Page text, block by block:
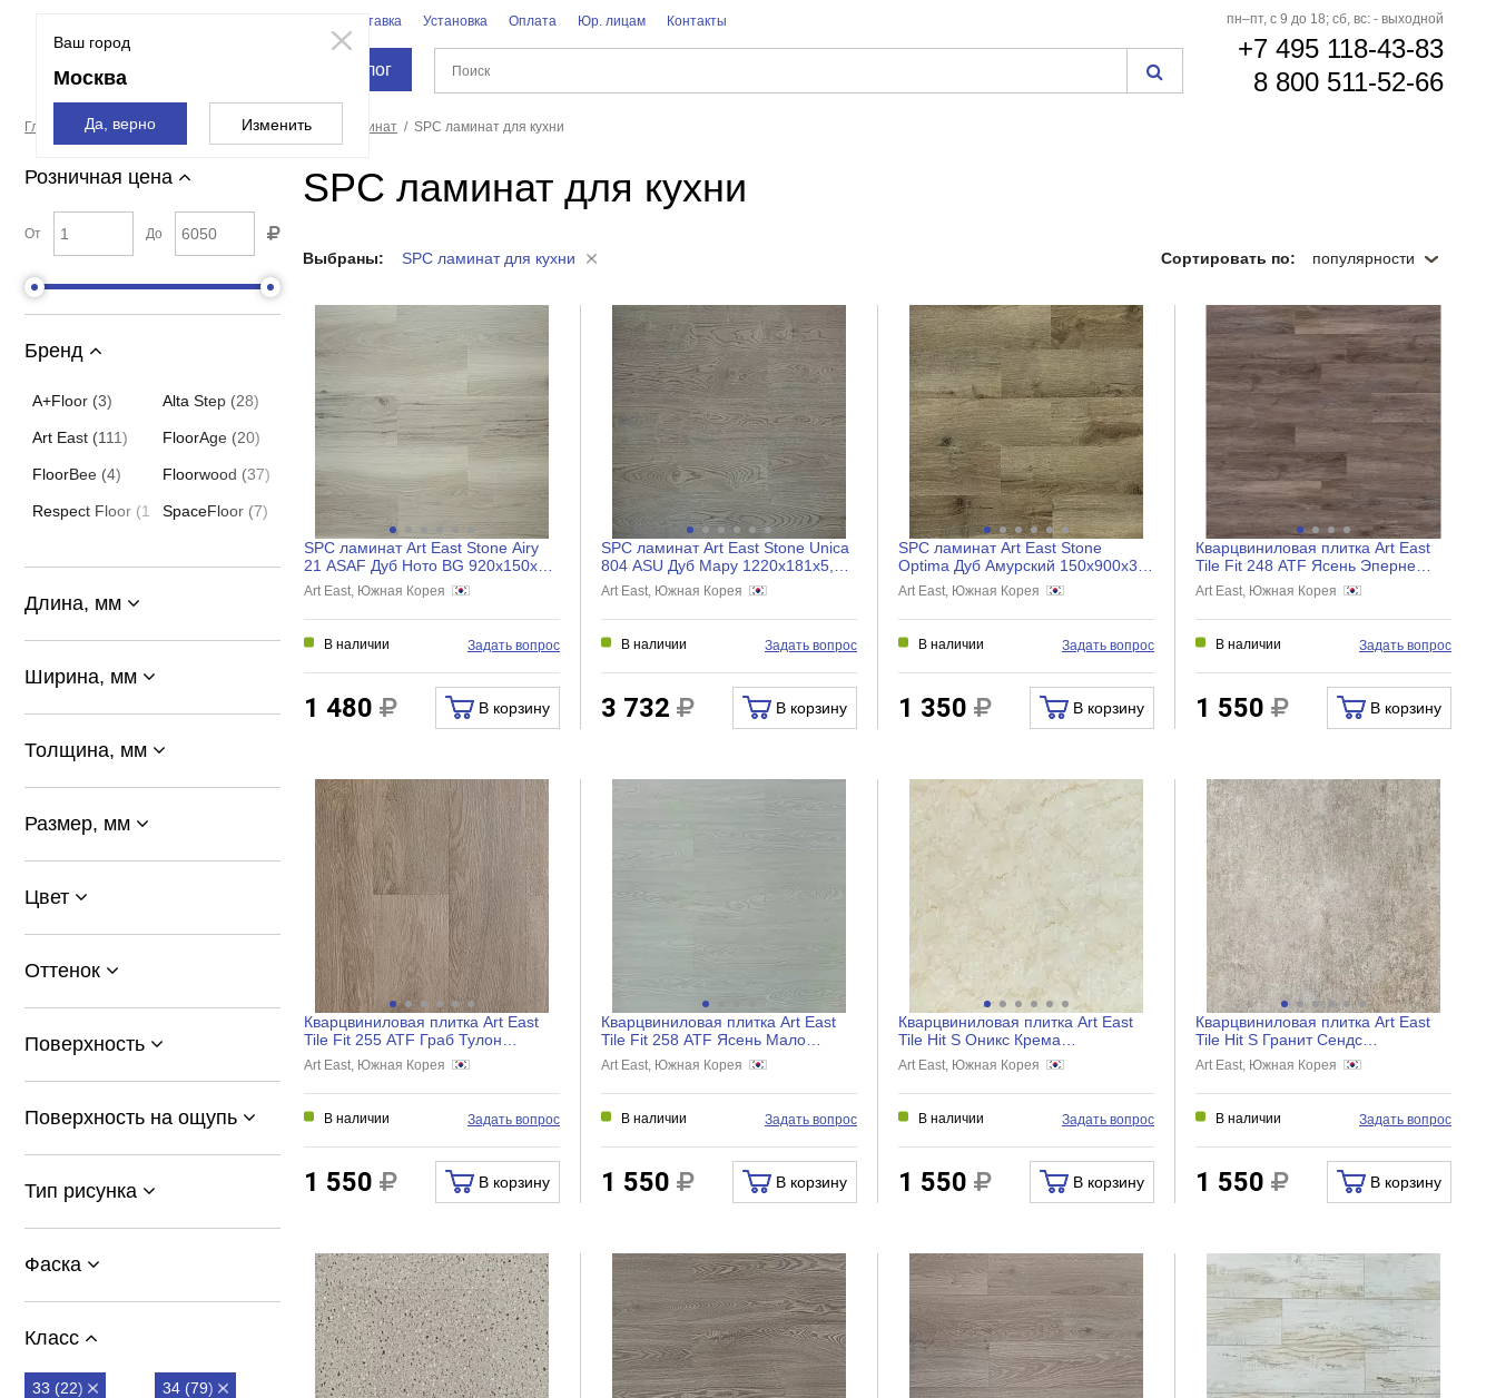
Ваш город
Москва
Да, верно Изменить
Доставка Установка Оплата Юр. лицам Контакты
Каталог
пн–пт, с 9 до 18; сб, вс: - выходной
+7 495 118-43-83
8 800 511-52-66
Главная страница Напольные покрытия SPC ламинат SPC ламинат для кухни
Розничная цена
От До
Бренд
A+Floor (3) Alta Step (28)
Art East (111) FloorAge (20)
FloorBee (4) Floorwood (37)
Respect Floor (14)SpaceFloor (7)
Длина, мм
Ширина, мм
Толщина, мм
Размер, мм
Цвет
Оттенок
Поверхность
Поверхность на ощупь
Тип рисунка
Фаска
Класс
33 (22) 34 (79)
SPC ламинат для кухни
Выбраны: SPC ламинат для кухни Сортировать по: популярности
SPC ламинат Art East Stone Airy
21 ASAF Дуб Ното BG 920x150x4
мм, ASAF 21
Art East, Южная Корея
В наличии Задать вопрос
1 480 В корзину
SPC ламинат Art East Stone Unica
804 ASU Дуб Мару 1220x181x5,5
мм, ASU 804
Art East, Южная Корея
В наличии Задать вопрос
3 732 В корзину
SPC ламинат Art East Stone
Optima Дуб Амурский 150x900x3,5
мм, APT 35-14
Art East, Южная Корея
В наличии Задать вопрос
1 350 В корзину
Кварцвиниловая плитка Art East
Tile Fit 248 ATF Ясень Эперне
914,4x152,4x2 мм, A...
Art East, Южная Корея
В наличии Задать вопрос
1 550 В корзину
Кварцвиниловая плитка Art East
Tile Fit 255 ATF Граб Тулон
914,4x152,4x2 мм, AT...
Art East, Южная Корея
В наличии Задать вопрос
1 550 В корзину
Кварцвиниловая плитка Art East
Tile Fit 258 ATF Ясень Мало
914,4x152,4x2 мм, ATF...
Art East, Южная Корея
В наличии Задать вопрос
1 550 В корзину
Кварцвиниловая плитка Art East
Tile Hit S Оникс Крема
457,2x457,2x2,5 мм, АТS 75...
Art East, Южная Корея
В наличии Задать вопрос
1 550 В корзину
Кварцвиниловая плитка Art East
Tile Hit S Гранит Сендс
457,2x457,2x2,5 мм, АТS 7...
Art East, Южная Корея
В наличии Задать вопрос
1 550 В корзину